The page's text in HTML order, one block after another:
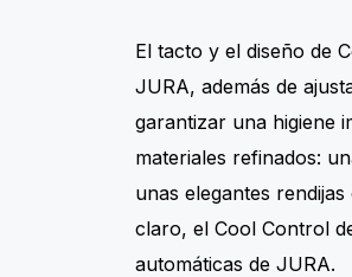
El tacto y el diseño de
JURA, además de
garantizar una higiene
materiales refinados:
unas elegantes
claro, el Cool Control
automáticas de JURA.